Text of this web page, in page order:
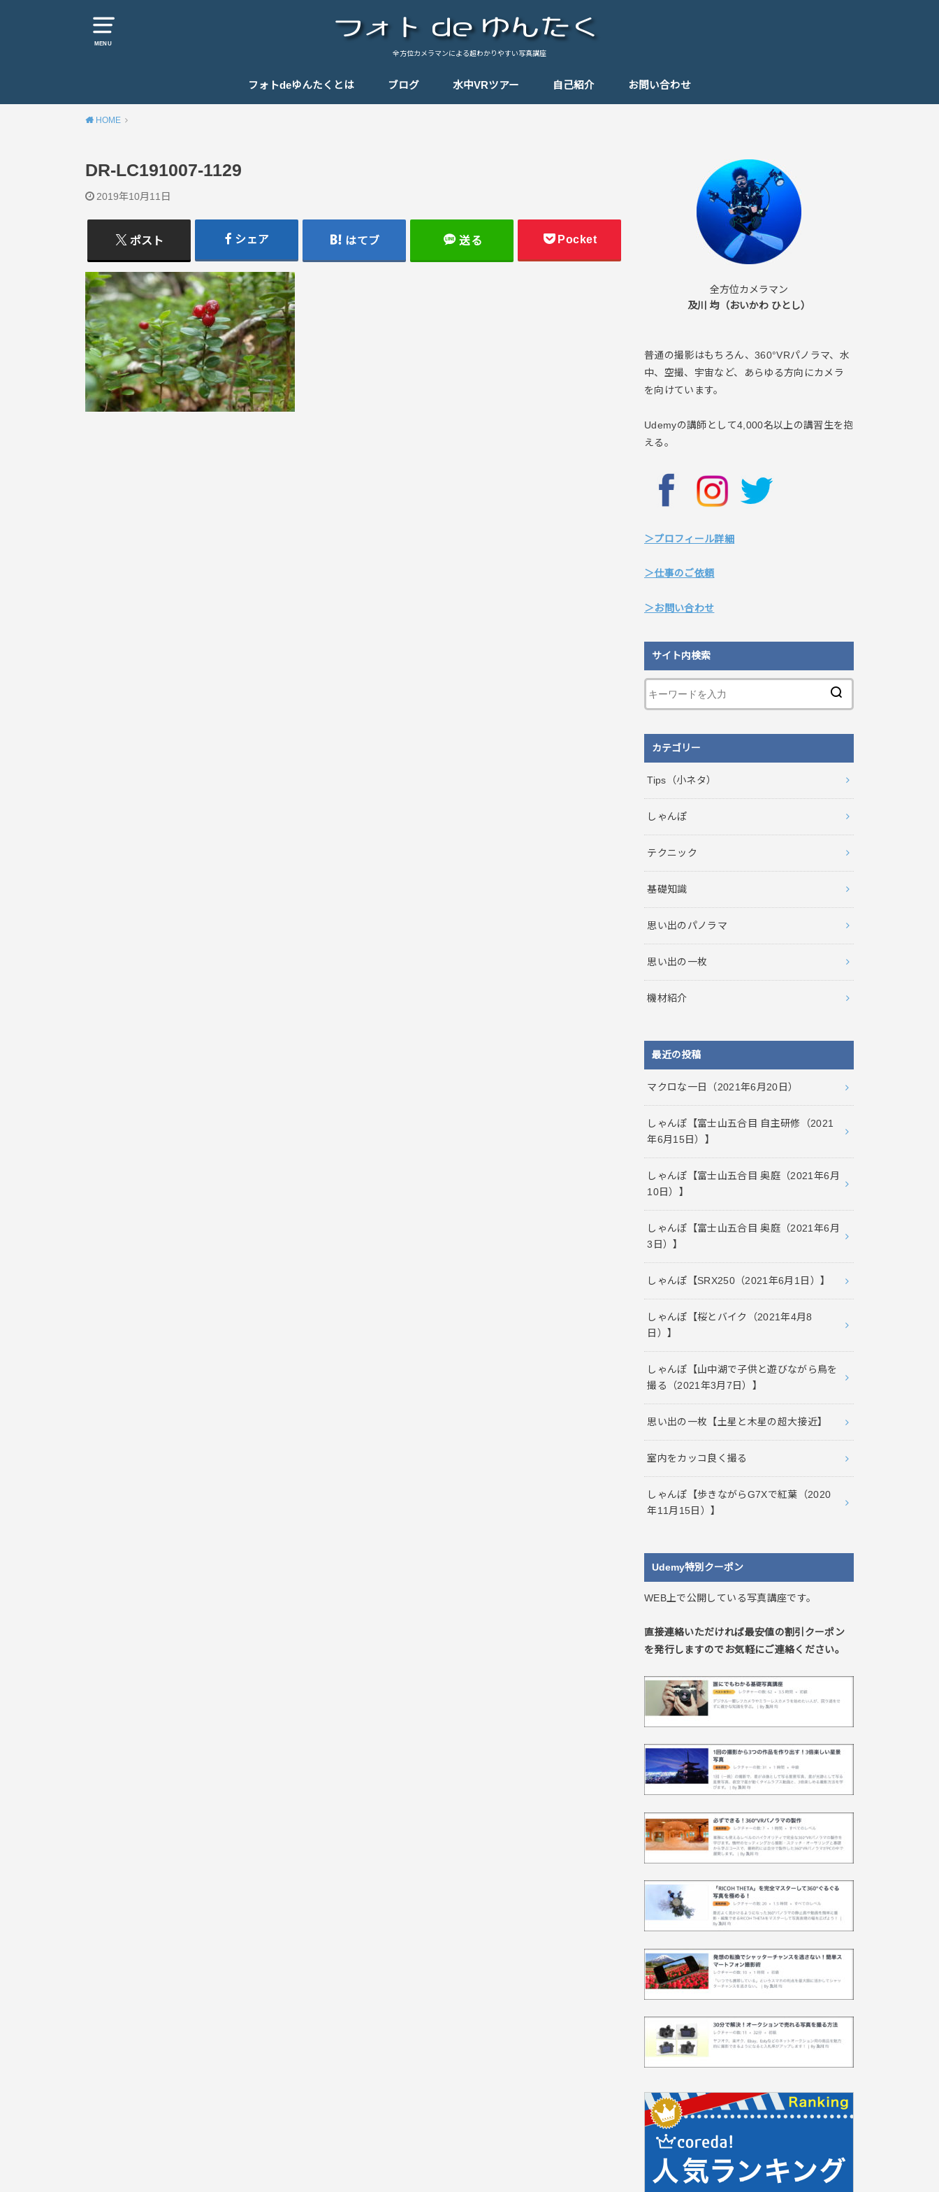
MENU
全方位カメラマンによる超わかりやすい写真講座
フォトdeゆんたくとは ブログ 水中VRツアー 自己紹介 お問い合わせ
HOME
DR-LC191007-1129
2019年10月11日
ポスト シェア はてブ 送る Pocket
全方位カメラマン
及川 均（おいかわ ひとし）
普通の撮影はもちろん、360°VRパノラマ、水
中、空撮、宇宙など、あらゆる方向にカメラ
を向けています。
Udemyの講師として4,000名以上の講習生を抱
える。
＞プロフィール詳細
＞仕事のご依頼
＞お問い合わせ
サイト内検索
カテゴリー
Tips（小ネタ）
しゃんぽ
テクニック
基礎知識
思い出のパノラマ
思い出の一枚
機材紹介
最近の投稿
マクロな一日（2021年6月20日）
しゃんぽ【富士山五合目 自主研修（2021
年6月15日）】
しゃんぽ【富士山五合目 奥庭（2021年6月
10日）】
しゃんぽ【富士山五合目 奥庭（2021年6月
3日）】
しゃんぽ【SRX250（2021年6月1日）】
しゃんぽ【桜とバイク（2021年4月8
日）】
しゃんぽ【山中湖で子供と遊びながら鳥を
撮る（2021年3月7日）】
思い出の一枚【土星と木星の超大接近】
室内をカッコ良く撮る
しゃんぽ【歩きながらG7Xで紅葉（2020
年11月15日）】
Udemy特別クーポン
WEB上で公開している写真講座です。
直接連絡いただければ最安値の割引クーポン
を発行しますのでお気軽にご連絡ください。